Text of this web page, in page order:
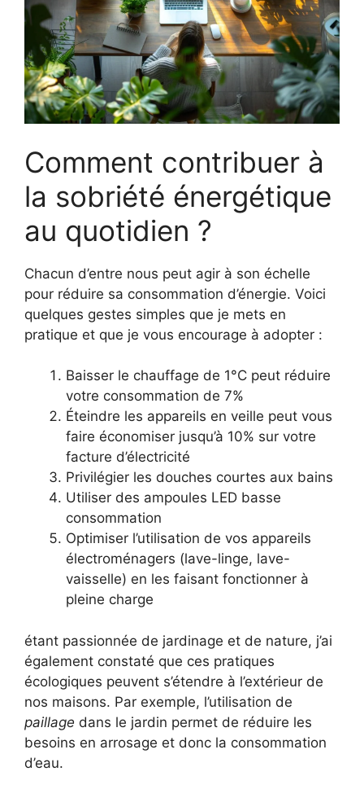
Comment contribuer à
la sobriété énergétique
au quotidien ?
Chacun d’entre nous peut agir à son échelle
pour réduire sa consommation d’énergie. Voici
quelques gestes simples que je mets en
pratique et que je vous encourage à adopter :
Baisser le chauffage de 1°C peut réduire
votre consommation de 7%
Éteindre les appareils en veille peut vous
faire économiser jusqu’à 10% sur votre
facture d’électricité
Privilégier les douches courtes aux bains
Utiliser des ampoules LED basse
consommation
Optimiser l’utilisation de vos appareils
électroménagers (lave-linge, lave-
vaisselle) en les faisant fonctionner à
pleine charge
étant passionnée de jardinage et de nature, j’ai
également constaté que ces pratiques
écologiques peuvent s’étendre à l’extérieur de
nos maisons. Par exemple, l’utilisation de
paillage dans le jardin permet de réduire les
besoins en arrosage et donc la consommation
d’eau.